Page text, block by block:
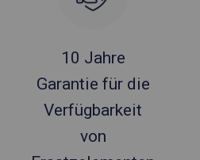
10 Jahre
Garantie für die
Verfügbarkeit
von